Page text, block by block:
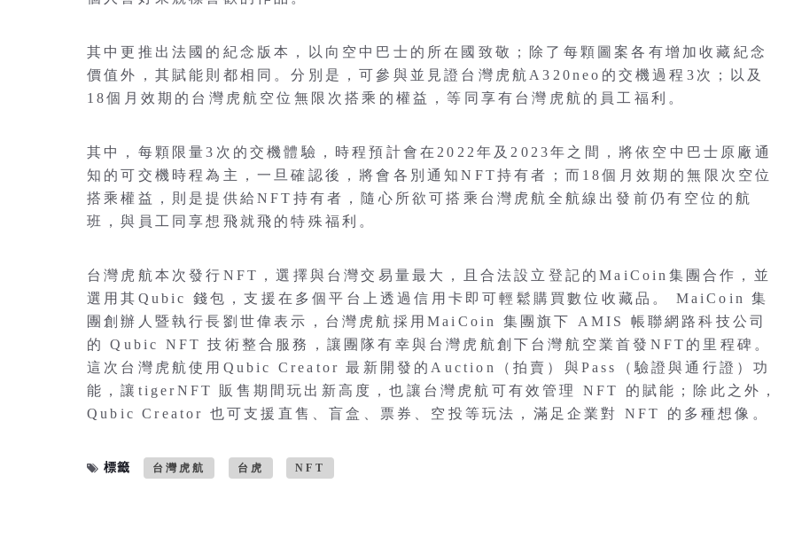
其中更推出法國的紀念版本，以向空中巴士的所在國致敬；除了每顆圖案各有增加收藏紀念
價值外，其賦能則都相同。分別是，可參與並見證台灣虎航A320neo的交機過程3次；以及
18個月效期的台灣虎航空位無限次搭乘的權益，等同享有台灣虎航的員工福利。
其中，每顆限量3次的交機體驗，時程預計會在2022年及2023年之間，將依空中巴士原廠通
知的可交機時程為主，一旦確認後，將會各別通知NFT持有者；而18個月效期的無限次空位
搭乘權益，則是提供給NFT持有者，隨心所欲可搭乘台灣虎航全航線出發前仍有空位的航
班，與員工同享想飛就飛的特殊福利。
台灣虎航本次發行NFT，選擇與台灣交易量最大，且合法設立登記的MaiCoin集團合作，並
選用其Qubic 錢包，支援在多個平台上透過信用卡即可輕鬆購買數位收藏品。 MaiCoin 集
團創辦人暨執行長劉世偉表示，台灣虎航採用MaiCoin 集團旗下 AMIS 帳聯網路科技公司
的 Qubic NFT 技術整合服務，讓團隊有幸與台灣虎航創下台灣航空業首發NFT的里程碑。
這次台灣虎航使用Qubic Creator 最新開發的Auction（拍賣）與Pass（驗證與通行證）功
能，讓tigerNFT 販售期間玩出新高度，也讓台灣虎航可有效管理 NFT 的賦能；除此之外，
Qubic Creator 也可支援直售、盲盒、票券、空投等玩法，滿足企業對 NFT 的多種想像。
標籤 台灣虎航 台虎 NFT